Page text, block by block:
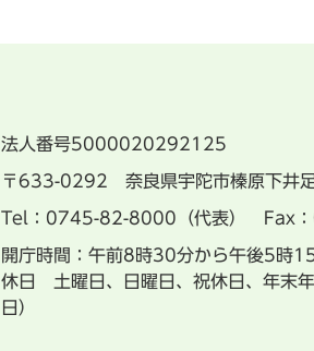
法人番号5000020292125
〒633-0292 奈良県宇陀市榛原下井
Tel：0745-82-8000（代表） Fax
開庁時間：午前8時30分から午後5時
休日 土曜日、日曜日、祝休日、年末
日）